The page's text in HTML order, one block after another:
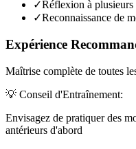
✓Réflexion à plusieurs
✓Reconnaissance de
Expérience
Maîtrise complète de toutes
💡 Conseil d'Entraînement:
Envisagez de pratiquer des
antérieurs d'abord